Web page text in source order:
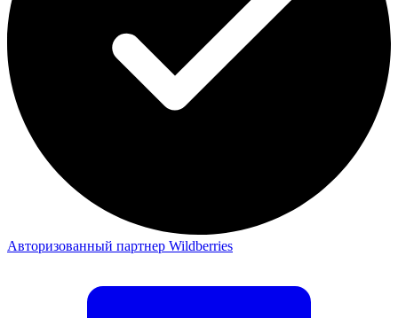
Авторизованный партнер Wildberries